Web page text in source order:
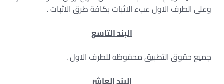
وعلى الطرف الاول عبء الاثبات بكافة طرق الاثبات .
البند التاسع
جميع حقوق التطبيق محفوظه للطرف الاول .
البند العاشر